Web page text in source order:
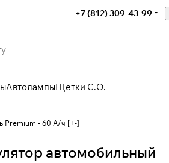
+7 (812) 309-43-99
АвтолампыЩетки С.О.
Premium - 60 А/ч [+-]
автомобильный